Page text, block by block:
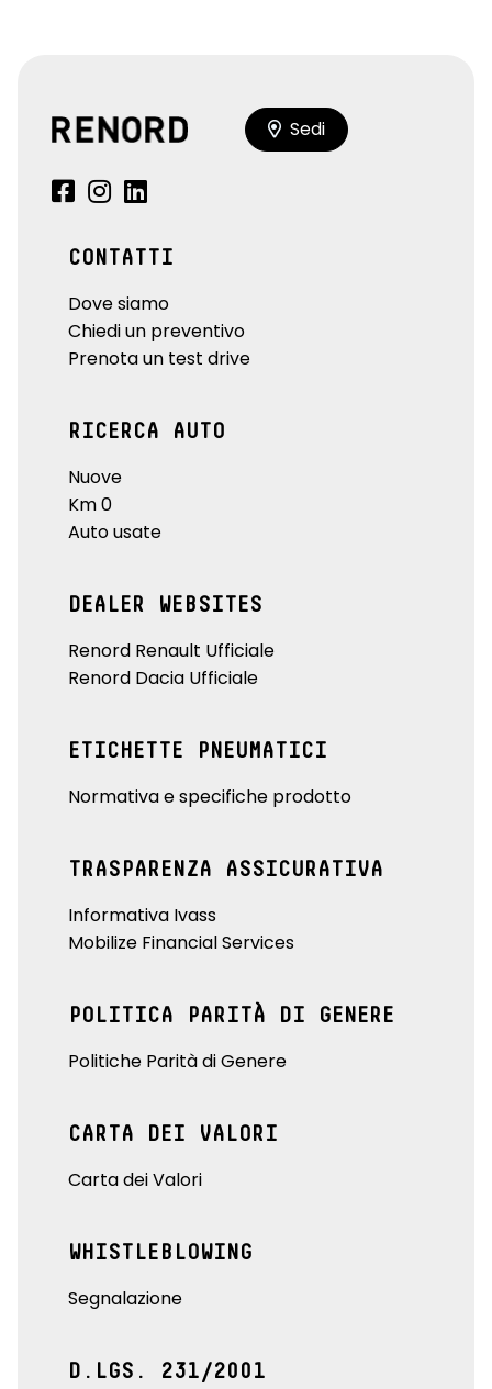
Sedi
CONTATTI
Dove siamo
Chiedi un preventivo
Prenota un test drive
RICERCA AUTO
Nuove
Km 0
Auto usate
DEALER WEBSITES
Renord Renault Ufficiale
Renord Dacia Ufficiale
ETICHETTE PNEUMATICI
Normativa e specifiche prodotto
TRASPARENZA ASSICURATIVA
Informativa Ivass
Mobilize Financial Services
POLITICA PARITÀ DI GENERE
Politiche Parità di Genere
CARTA DEI VALORI
Carta dei Valori
WHISTLEBLOWING
Segnalazione
D.LGS. 231/2001